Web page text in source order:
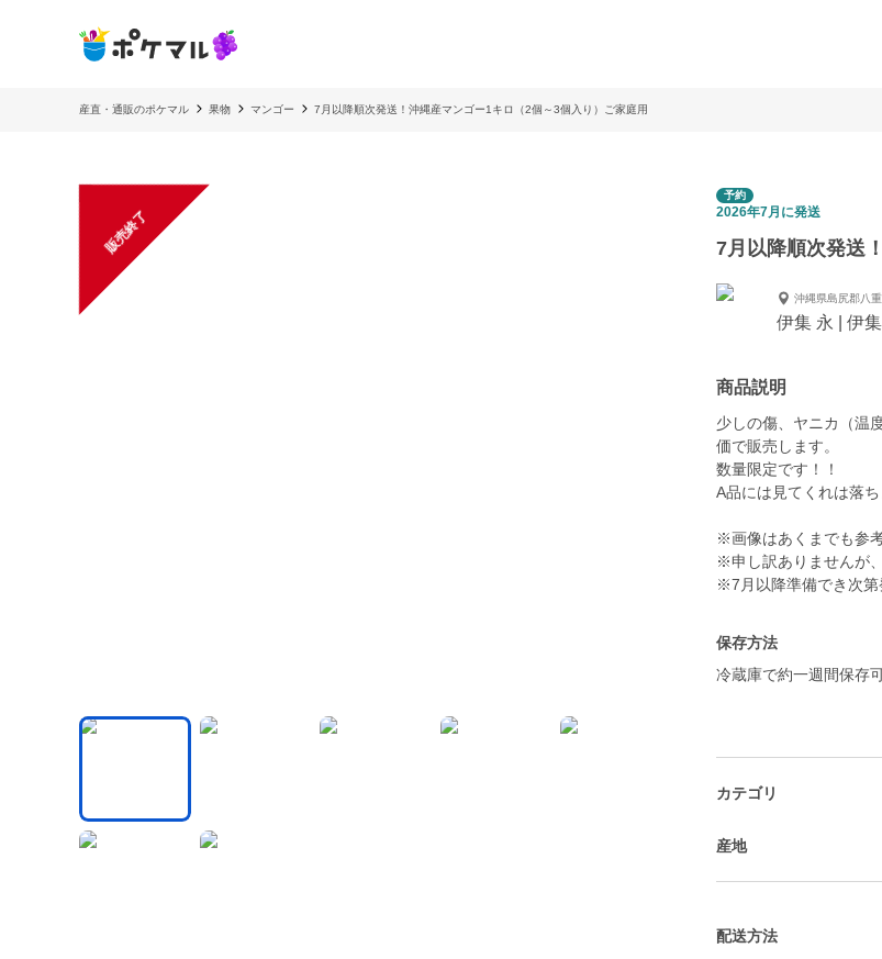
産直・通販のポケマル 果物 マンゴー 7月以降順次発送！沖縄産マンゴー1キロ（2個～3個入り）ご家庭用
販売終了
予約
2026年7月に発送
7月以降順次発送
沖縄県島尻郡八
伊集 永 | 伊
商品説明
少しの傷、ヤニカ（温
価で販売します。
数量限定です！！
A品には見てくれは落
※画像はあくまでも参考
※申し訳ありませんが
※7月以降準備でき次第
保存方法
冷蔵庫で約一週間保存
カテゴリ
産地
配送方法